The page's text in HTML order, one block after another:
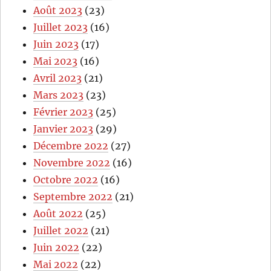
Août 2023 (23)
Juillet 2023 (16)
Juin 2023 (17)
Mai 2023 (16)
Avril 2023 (21)
Mars 2023 (23)
Février 2023 (25)
Janvier 2023 (29)
Décembre 2022 (27)
Novembre 2022 (16)
Octobre 2022 (16)
Septembre 2022 (21)
Août 2022 (25)
Juillet 2022 (21)
Juin 2022 (22)
Mai 2022 (22)